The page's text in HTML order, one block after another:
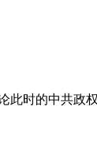
时的中共政